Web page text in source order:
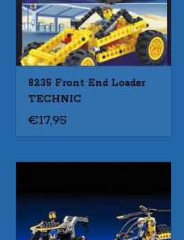
8235 Front End Loader
TECHNIC
€17,95